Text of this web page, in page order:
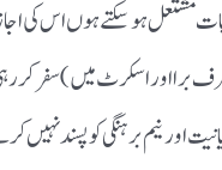
مشتعل ہو سکتے ہوں اس کی
برا اور اسکرٹ میں) سفر
اور نیم برہنگی کو پسند نہیں